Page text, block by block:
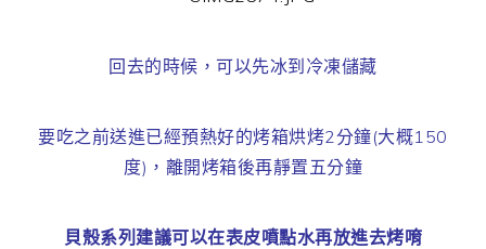
回去的時候，可以先冰到冷凍儲藏
要吃之前送進已經預熱好的烤箱烘烤2分鐘(大概150
度)，離開烤箱後再靜置五分鐘
貝殼系列建議可以在表皮噴點水再放進去烤唷